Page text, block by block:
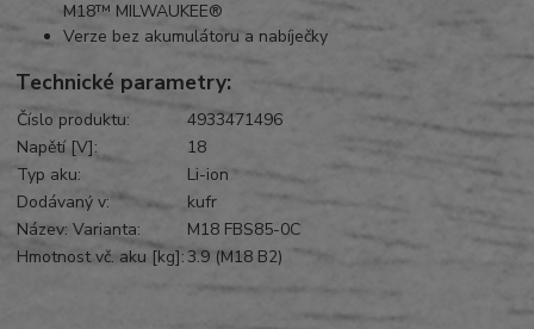
M18™ MILWAUKEE®
Verze bez akumulátoru a nabíječky
Technické parametry:
Číslo produktu:
4933471496
Napětí [V]:
18
Typ aku:
Li-ion
Dodávaný v:
kufr
Název: Varianta:
M18 FBS85-0C
Hmotnost vč. aku [kg]:3.9 (M18 B2)